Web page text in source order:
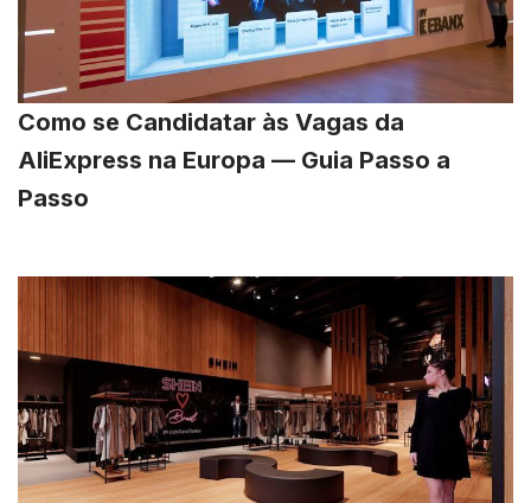
Como se Candidatar às Vagas da
AliExpress na Europa — Guia Passo a
Passo